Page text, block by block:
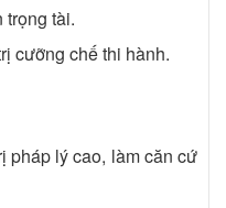
trọng tài.
cưỡng chế thi hành.
pháp lý cao, làm căn cứ